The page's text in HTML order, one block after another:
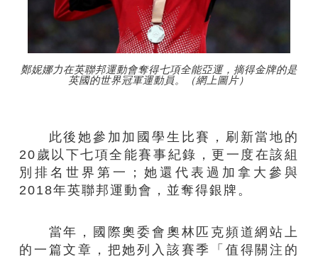
鄭妮娜力在英聯邦運動會奪得七項全能亞運，摘得金牌的是
英國的世界冠軍運動員。（網上圖片）
此後她參加加國學生比賽，刷新當地的
20歲以下七項全能賽事紀錄，更一度在該組
別排名世界第一；她還代表過加拿大參與
2018年英聯邦運動會，並奪得銀牌。
當年，國際奧委會奧林匹克頻道網站上
的一篇文章，把她列入該賽季「值得關注的